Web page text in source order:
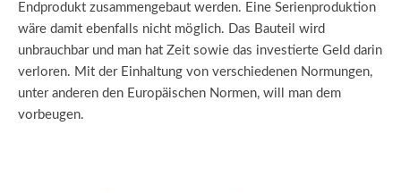
Endprodukt zusammengebaut werden. Eine Serienproduktion
wäre damit ebenfalls nicht möglich. Das Bauteil wird
unbrauchbar und man hat Zeit sowie das investierte Geld darin
verloren. Mit der Einhaltung von verschiedenen Normungen,
unter anderen den Europäischen Normen, will man dem
vorbeugen.